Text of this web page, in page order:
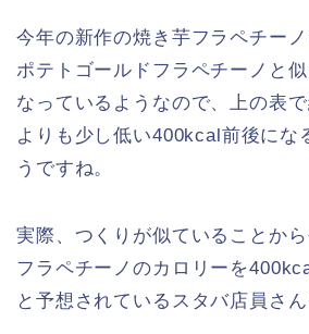
今年の新作の焼き芋フラペチー
ポテトゴールドフラペチーノと
なっているようなので、上の表
よりも少し低い400kcal前後にな
うですね。
実際、つくりが似ていることか
フラペチーノのカロリーを
と予想されているスタバ店員さん